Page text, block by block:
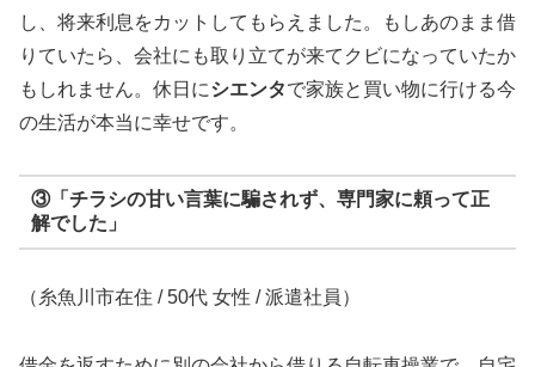
し、将来利息をカットしてもらえました。もしあのまま借
りていたら、会社にも取り立てが来てクビになっていたか
もしれません。休日にシエンタで家族と買い物に行ける今
の生活が本当に幸せです。
③「チラシの甘い言葉に騙されず、専門家に頼って正
解でした」
（糸魚川市在住 / 50代 女性 / 派遣社員）